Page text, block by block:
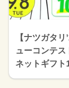
【ナツガタ
ューコンテ
ネットギフト